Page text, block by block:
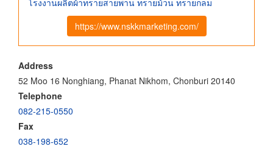
โรงงานผลิตผ้าทรายสายพาน ทรายม้วน ทรายกลม
https://www.nskkmarketing.com/
Address
52 Moo 16 Nonghiang, Phanat Nikhom, Chonburi 20140
Telephone
082-215-0550
Fax
038-198-652